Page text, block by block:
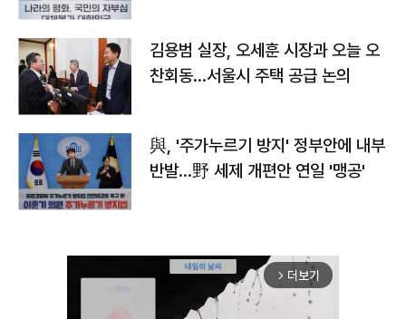
김용범 실장, 오세훈 시장과 오늘 오
찬회동...서울시 주택 공급 논의
與, '주가누르기 방지' 정부안에 내부
반발…野 세제 개편안 연일 '맹공'
arrow_forward_ios 더보기